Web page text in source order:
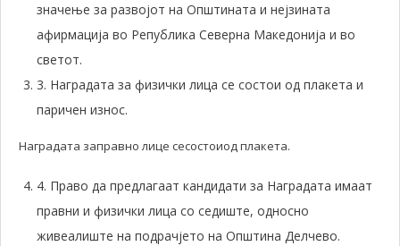
значење за развојот на Општината и нејзината
афирмација во Република Северна Македонија и во
светот.
3. Наградата за физички лица се состои од плакета и
паричен износ.
Наградата заправно лице сесостоиод плакета.
4. Право да предлагаат кандидати за Наградата имаат
правни и физички лица со седиште, односно
живеалиште на подрачјето на Општина Делчево.